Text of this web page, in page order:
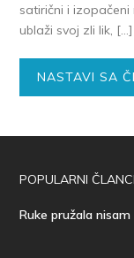
satirični i
ublaži svoj zli lik, […]
NASTAVI SA
POPULARNI ČLANCI
Ruke pružala nisam